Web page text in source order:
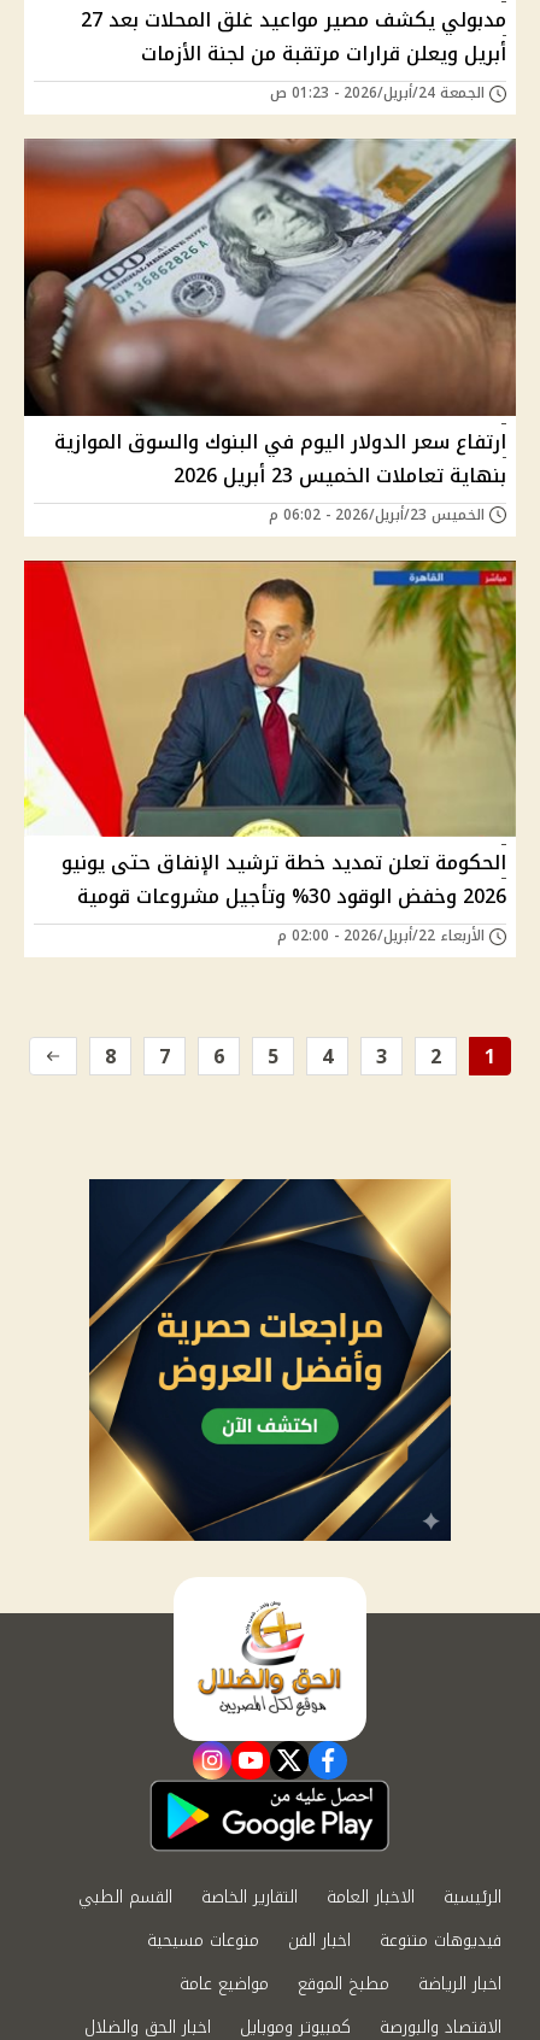
مدبولي يكشف مصير مواعيد غلق المحلات بعد 27
أبريل ويعلن قرارات مرتقبة من لجنة الأزمات
الجمعة 24/أبريل/2026 - 01:23 ص
ارتفاع سعر الدولار اليوم في البنوك والسوق الموازية
بنهاية تعاملات الخميس 23 أبريل 2026
الخميس 23/أبريل/2026 - 06:02 م
الحكومة تعلن تمديد خطة ترشيد الإنفاق حتى يونيو
2026 وخفض الوقود 30% وتأجيل مشروعات قومية
الأربعاء 22/أبريل/2026 - 02:00 م
1
2
3
4
5
6
7
8
facebook
twitter
youtube
instagram
الرئيسية الاخبار العامة التقارير الخاصة
القسم الطبي
فيديوهات متنوعة
اخبار الفن
منوعات مسيحية
اخبار الرياضة
مطبخ الموقع
مواضيع عامة
الاقتصاد والبورصة
كمبيوتر وموبايل اخبار الحق والضلال